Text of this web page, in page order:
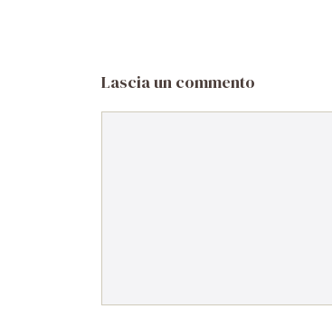
Lascia un commento